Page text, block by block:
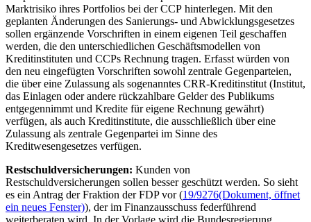
Marktrisiko ihres Portfolios bei derCCP hinterlegen. Mit den
geplanten Änderungen des Sanierungs- und Abwicklungsgesetzes
sollen ergänzende Vorschriften in einem eigenen Teil geschaffen
werden, die den unterschiedlichen Geschäftsmodellen von
Kreditinstituten und CCPs Rechnung tragen. Erfasst würden von
den neu eingefügten Vorschriften sowohl zentrale Gegenparteien,
die über eine Zulassung als sogenanntes CRR-Kreditinstitut (Institut,
das Einlagen oder andere rückzahlbare Gelder des Publikums
entgegennimmt und Kredite für eigene Rechnung gewährt)
verfügen, als auch Kreditinstitute, die ausschließlich über eine
Zulassung als zentrale Gegenpartei im Sinne des
Kreditwesengesetzes verfügen.
Restschuldversicherungen: Kunden von
Restschuldversicherungen sollen besser geschützt werden. So sieht
es ein Antrag der Fraktion der FDP vor (19/9276(Dokument, öffnet
ein neues Fenster)), der im Finanzausschuss federführend
weiterberaten wird. In der Vorlage wird die Bundesregierung